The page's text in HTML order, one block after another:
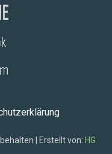
| Erstellt von: HG